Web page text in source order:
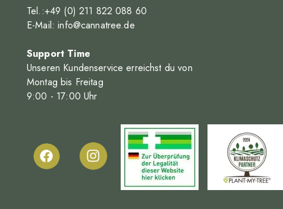
INOPHA GmbH
IUVO Therapeutics
KHIRON Europe
Materia
MeCann
mediproCan Pharma
medizinalhanf
MGF Via Medical
Tel.:+49 (0) 211 822 088 60
E-Mail:info@cannatree.de
Support Time
Unseren Kundenservice erreichst du von
Montag bis Freitag
9:00 - 17:00 Uhr